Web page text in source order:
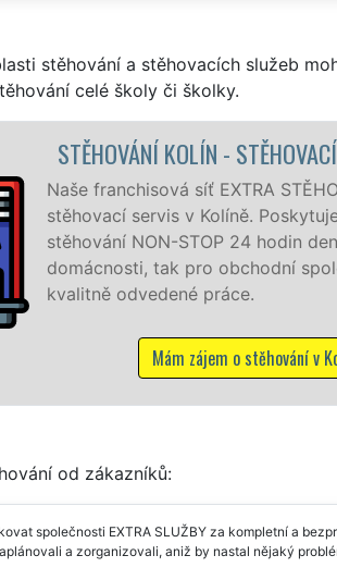
stěhování a stěhovacích služeb
celé školy či školky.
kompletní
a kvalitní služby
jak pro
levně a se zárukou
od zákazníků:
společnosti EXTRA SLUŽBY za kompletní a
a zorganizovali, aniž by nastal nějaký